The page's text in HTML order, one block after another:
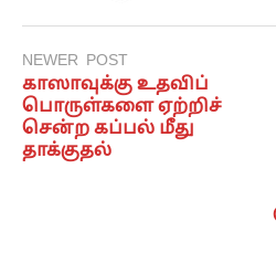
NEWER POST
காஸாவுக்கு உதவிப்
பொருள்களை ஏற்றிச்
சென்ற கப்பல் மீது
தாக்குதல்